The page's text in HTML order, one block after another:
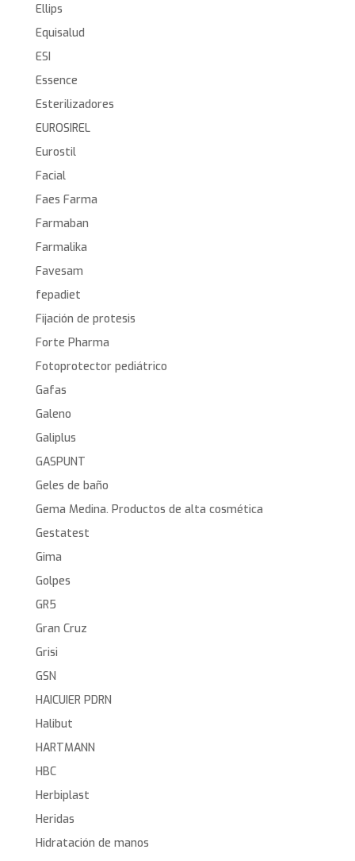
Ellips
Equisalud
ESI
Essence
Esterilizadores
EUROSIREL
Eurostil
Facial
Faes Farma
Farmaban
Farmalika
Favesam
fepadiet
Fijación de protesis
Forte Pharma
Fotoprotector pediátrico
Gafas
Galeno
Galiplus
GASPUNT
Geles de baño
Gema Medina. Productos de alta cosmética
Gestatest
Gima
Golpes
GR5
Gran Cruz
Grisi
GSN
HAICUIER PDRN
Halibut
HARTMANN
HBC
Herbiplast
Heridas
Hidratación de manos